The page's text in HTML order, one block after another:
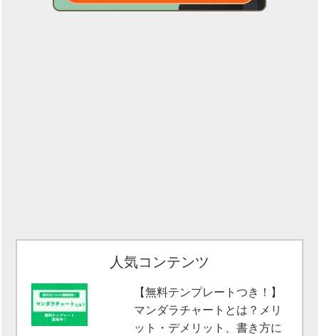
人気コンテンツ
【無料テンプレートつき！】
マンダラチャートとは？メリ
ット・デメリット、書き方に